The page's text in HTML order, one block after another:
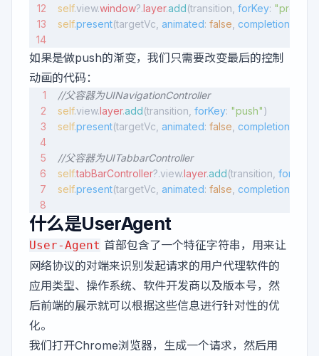
self.view.window?.layer.add(transition, forKey:
self.present(targetVc, animated: false completion
如果是做push的渐变，我们只需要改变最后的控制
动画的代码：
//父容器为UINavigationController
self.view.layer.add(transition, forKey: "push")
self.present(targetVc, animated: false completion
//父容器为UITabbarController
self.tabBarController?.view.layer.add(transition, forKey
self.present(targetVc, animated: false completion
什么是UserAgent
User-Agent 首部包含了一个特征字符串，用来让
网络协议的对端来识别发起请求的用户代理软件的
应用类型、操作系统、软件开发商以及版本号，然
后前端的展示就可以根据这些信息进行针对性的优
化。
我们打开Chrome浏览器，生成一个请求，然后用